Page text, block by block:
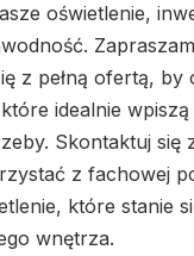
oświetlenie,
z pełną ofertą, by
idealnie wpiszą
Skontaktuj się
z fachowej
które stanie
wnętrza.